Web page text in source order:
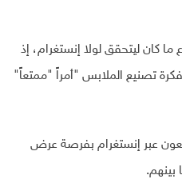
كان ليتحقق لولا إنستغرام، إذ
تصنيع الملابس "أمراً "ممتعاً"
عبر إنستغرام بفرصة عرض